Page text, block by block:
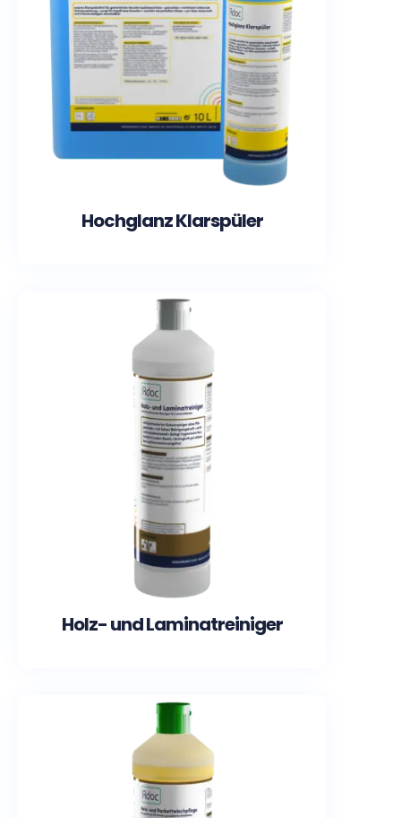
Hochglanz Klarspüler
Holz- und Laminatreiniger